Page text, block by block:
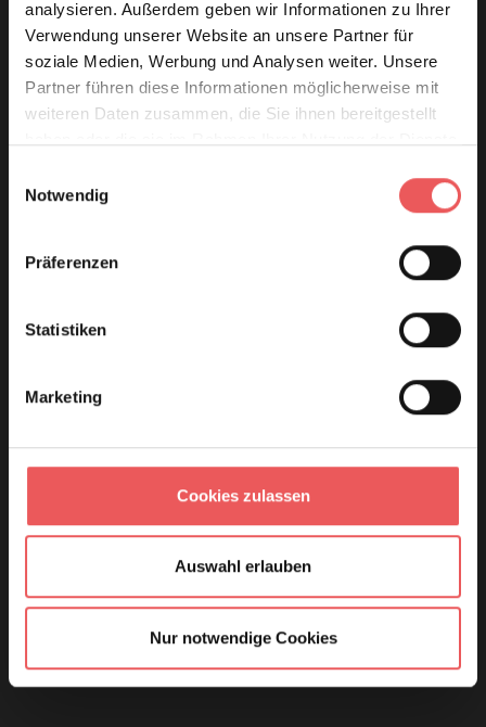
analysieren. Außerdem geben wir Informationen zu Ihrer
Verwendung unserer Website an unsere Partner für
soziale Medien, Werbung und Analysen weiter. Unsere
Partner führen diese Informationen möglicherweise mit
weiteren Daten zusammen, die Sie ihnen bereitgestellt
Notwendig
Präferenzen
Statistiken
Marketing
Cookies zulassen
Auswahl erlauben
Nur notwendige Cookies